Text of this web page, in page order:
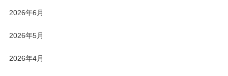
2026年6月
2026年5月
2026年4月